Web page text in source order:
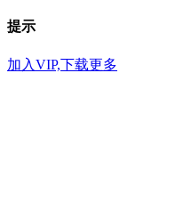
提示
加入VIP,下载更多